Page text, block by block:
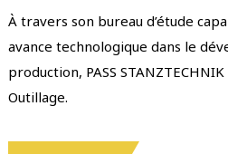
À travers son bureau d’étude
avance technologique dans le
production, PASS
Outillage.